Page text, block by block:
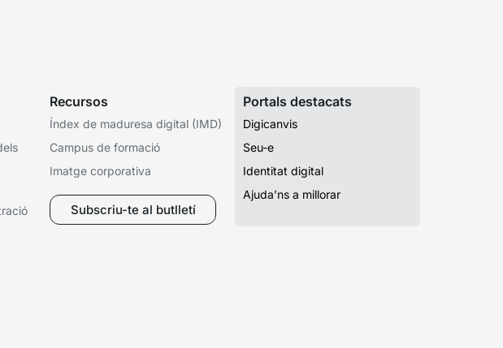
Recursos
Índex de maduresa digital (IMD)
Campus de formació
Imatge corporativa
Subscriu-te al butlletí
Portals destacats
Digicanvis
Seu-e
Identitat digital
Ajuda’ns a millorar